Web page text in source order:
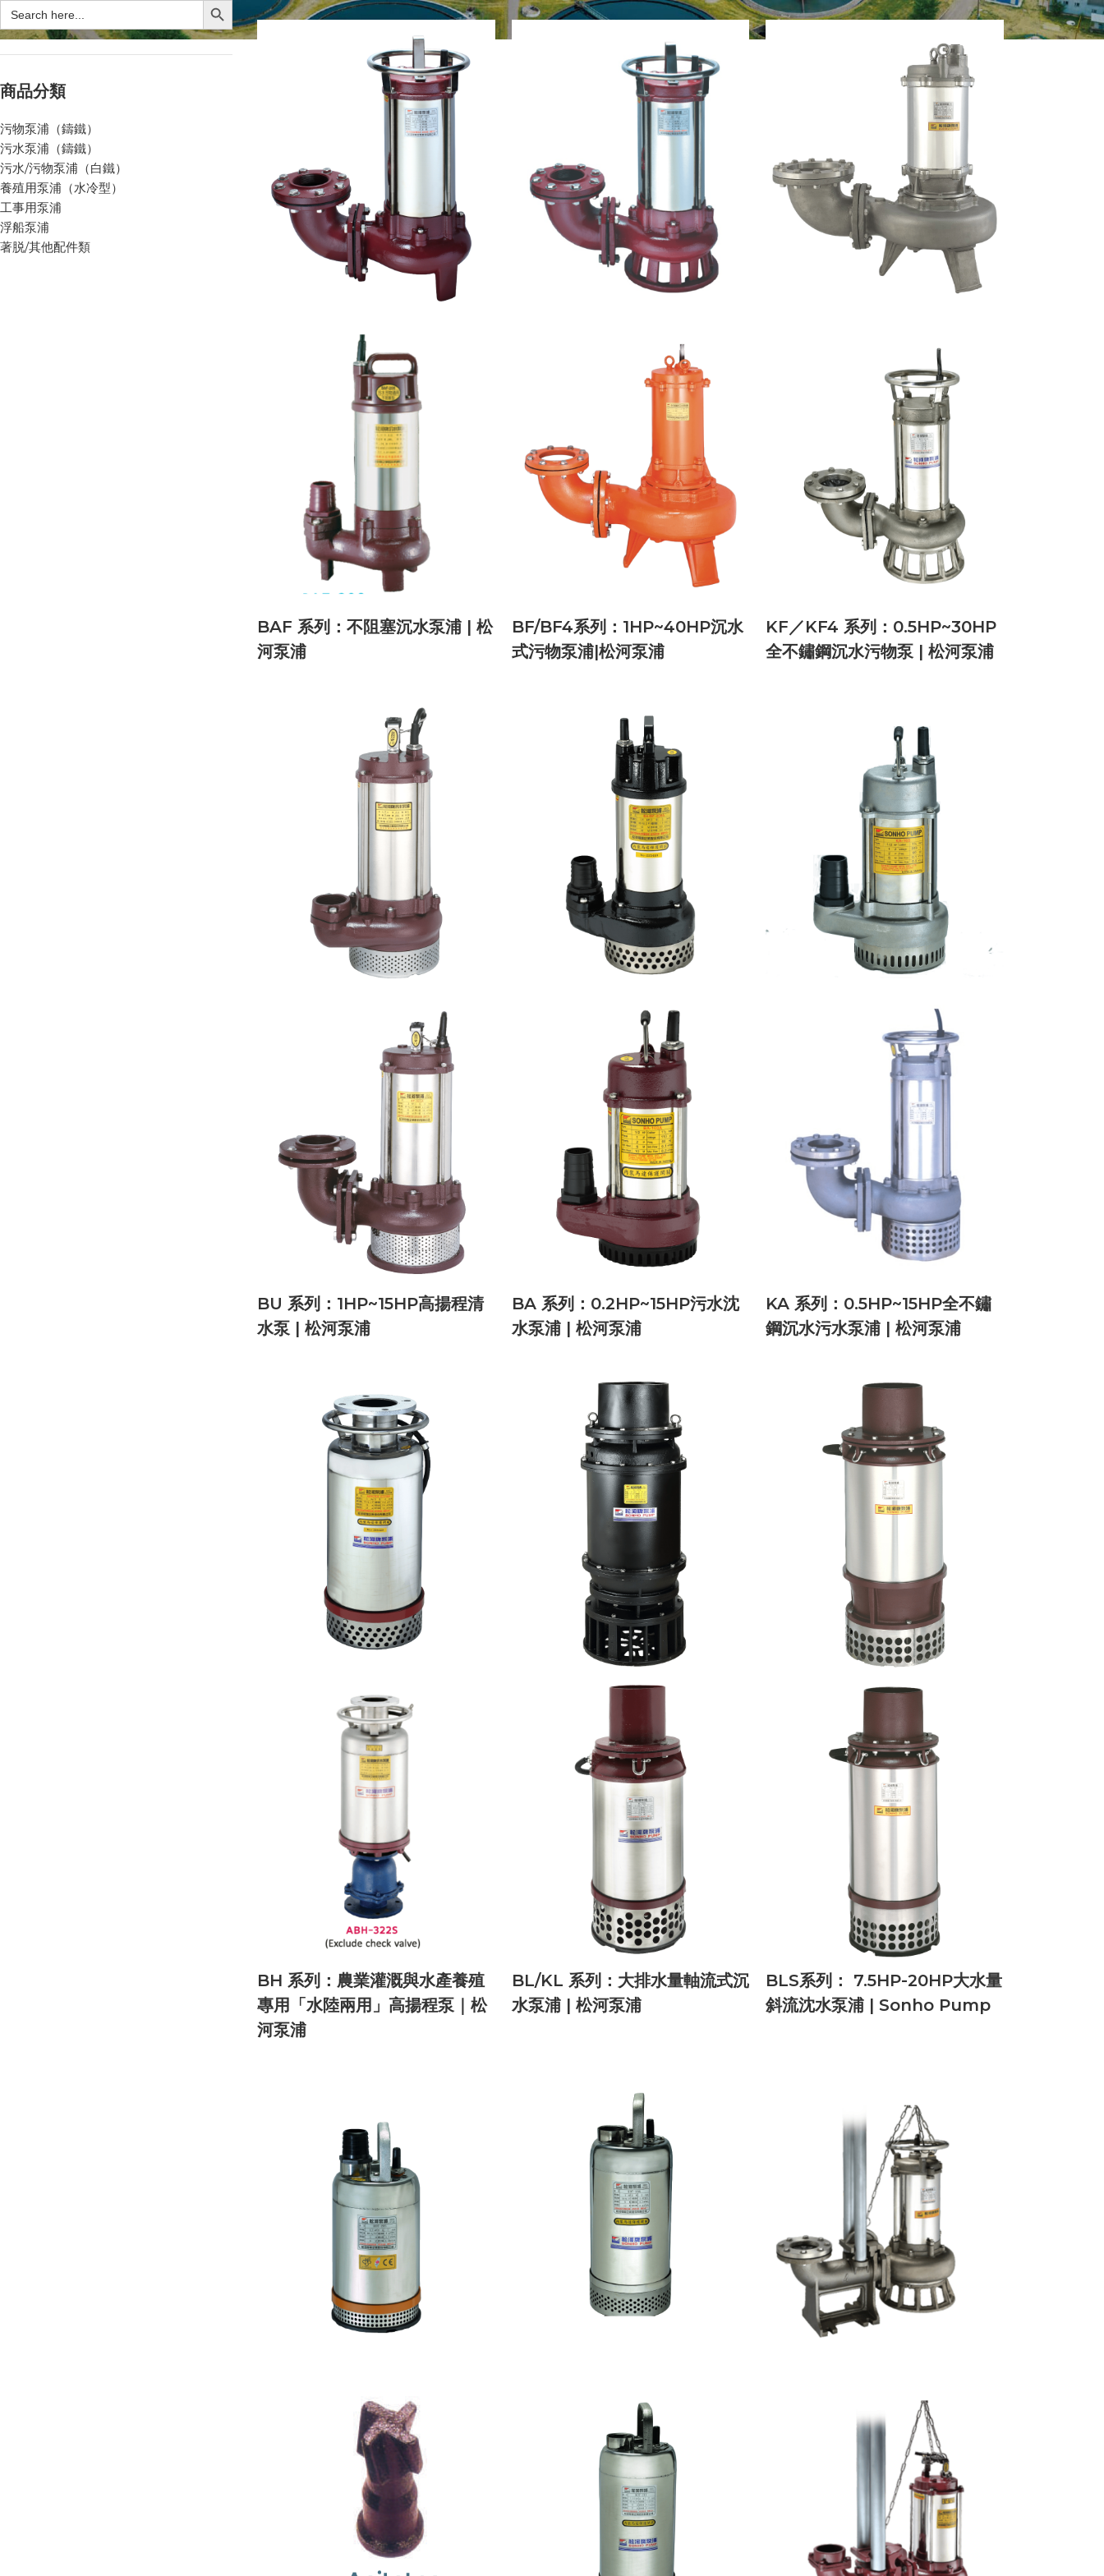
商品分類
污物泵浦（鑄鐵）
污水泵浦（鑄鐵）
污水/污物泵浦（白鐵）
養殖用泵浦（水冷型）
工事用泵浦
浮船泵浦
著脱/其他配件類
BAF 系列：不阻塞沉水泵浦 | 松
河泵浦
BF/BF4系列：1HP~40HP沉水
式污物泵浦|松河泵浦
KF／KF4 系列：0.5HP~30HP
全不鏽鋼沉水污物泵 | 松河泵浦
BU 系列：1HP~15HP高揚程清
水泵 | 松河泵浦
BA 系列：0.2HP~15HP污水沈
水泵浦 | 松河泵浦
KA 系列：0.5HP~15HP全不鏽
鋼沉水污水泵浦 | 松河泵浦
BH 系列：農業灌溉與水產養殖
專用「水陸兩用」高揚程泵｜松
河泵浦
BL/KL 系列：大排水量軸流式沉
水泵浦 | 松河泵浦
BLS系列： 7.5HP-20HP大水量
斜流沈水泵浦 | Sonho Pump